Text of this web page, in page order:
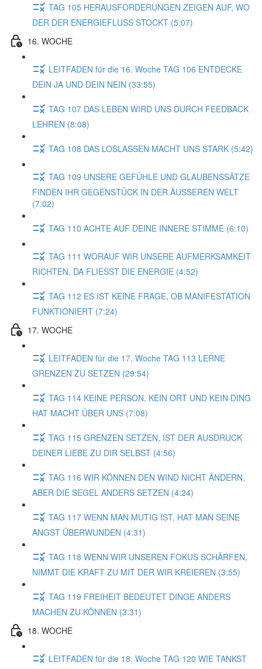
TAG 105 HERAUSFORDERUNGEN ZEIGEN AUF, WO
DER DER ENERGIEFLUSS STOCKT (5:07)
16. WOCHE
LEITFADEN für die 16. Woche TAG 106 ENTDECKE
DEIN JA UND DEIN NEIN (33:55)
TAG 107 DAS LEBEN WIRD UNS DURCH FEEDBACK
LEHREN (8:08)
TAG 108 DAS LOSLASSEN MACHT UNS STARK (5:42)
TAG 109 UNSERE GEFÜHLE UND GLAUBENSSÄTZE
FINDEN IHR GEGENSTÜCK IN DER ÄUSSEREN WELT
(7:02)
TAG 110 ACHTE AUF DEINE INNERE STIMME (6:10)
TAG 111 WORAUF WIR UNSERE AUFMERKSAMKEIT
RICHTEN, DA FLIESST DIE ENERGIE (4:52)
TAG 112 ES IST KEINE FRAGE, OB MANIFESTATION
FUNKTIONIERT (7:24)
17. WOCHE
LEITFADEN für die 17. Woche TAG 113 LERNE
GRENZEN ZU SETZEN (29:54)
TAG 114 KEINE PERSON, KEIN ORT UND KEIN DING
HAT MACHT ÜBER UNS (7:08)
TAG 115 GRENZEN SETZEN, IST DER AUSDRUCK
DEINER LIEBE ZU DIR SELBST (4:56)
TAG 116 WIR KÖNNEN DEN WIND NICHT ÄNDERN,
ABER DIE SEGEL ANDERS SETZEN (4:24)
TAG 117 WENN MAN MUTIG IST, HAT MAN SEINE
ANGST ÜBERWUNDEN (4:31)
TAG 118 WENN WIR UNSEREN FOKUS SCHÄRFEN,
NIMMT DIE KRAFT ZU MIT DER WIR KREIEREN (3:55)
TAG 119 FREIHEIT BEDEUTET DINGE ANDERS
MACHEN ZU KÖNNEN (3:31)
18. WOCHE
LEITFADEN für die 18. Woche TAG 120 WIE TANKST